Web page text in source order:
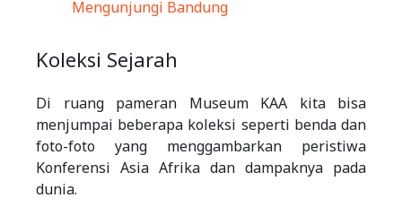
Mengunjungi Bandung
Koleksi Sejarah
Di ruang pameran Museum KAA kita bisa
menjumpai beberapa koleksi seperti benda dan
foto-foto yang menggambarkan peristiwa
Konferensi Asia Afrika dan dampaknya pada
dunia.